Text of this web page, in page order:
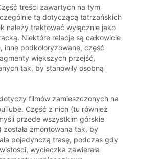
treści zawartych na tym
tą dotyczącą tatrzańskich
należy traktować wyłącznie jako
Niektóre relacje są całkowicie
inne podkoloryzowane, część
większych przejść,
tak, by stanowiły osobną
filmów zamieszczonych na
Część z nich (tu również
przede wszystkim górskie
została zmontowana tak, by
pojedynczą trasę, podczas gdy
wycieczka zawierała